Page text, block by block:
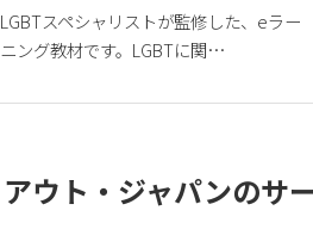
LGBTスペシャリストが監修した、eラー
ニング教材です。LGBTに関…
アウト・ジャパンのサ